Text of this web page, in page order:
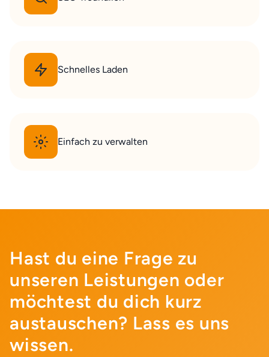
Schnelles Laden
Einfach zu verwalten
Hast du eine Frage zu
unseren Leistungen oder
möchtest du dich kurz
austauschen? Lass es uns
wissen.